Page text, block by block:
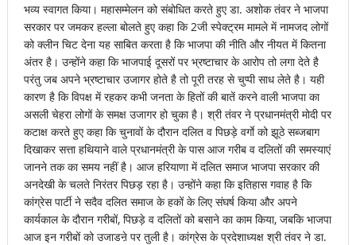
भव्य स्वागत किया। महासम्मेलन को संबोधित करते हुए डा. अशोक तंवर ने भाजपा
सरकार पर जमकर हल्ला बोलते हुए कहा कि 2जी स्पेक्ट्रम मामले में नामजद लोगों
को क्लीन चिट देना यह साबित करता है कि भाजपा की नीति और नीयत में कितना
अंतर है। उन्होंने कहा कि भाजपाई दूसरों पर भ्रष्टाचार के आरोप तो लगा देते है
परंतु जब अपने भ्रष्टाचार उजागर होते है तो पूरी तरह से चुप्पी साध लेते है। यही
कारण है कि विपक्ष में रहकर कभी जनता के हितों की बातें करने वाली भाजपा का
असली चेहरा लोगों के समक्ष उजागर हो चुका है। श्री तंवर ने प्रधानमंत्री मोदी पर
कटाक्ष करते हुए कहा कि चुनावों के दौरान दलित व पिछड़े वर्गाे को झूठे सब्जबाग
दिखाकर सत्ता हथियाने वाले प्रधानमंत्री के पास आज गरीब व दलितों की समस्याएं
जानने तक का समय नहीं है। आज हरियाणा में दलित समाज भाजपा सरकार की
अनदेखी के चलते निरंतर पिछड़ रहा है। उन्होंने कहा कि इतिहास गवाह है कि
कांग्रेस पार्टी ने सदैव दलित समाज के हकों के लिए संघर्ष किया और अपने
कार्यकाल के दौरान गरीबों, पिछड़े व दलितों को बसाने का काम किया, जबकि भाजपा
आज इन गरीबों को उजाडऩे पर तुली है। कांग्रेस के प्रदेशाध्यक्ष श्री तंवर ने डा.